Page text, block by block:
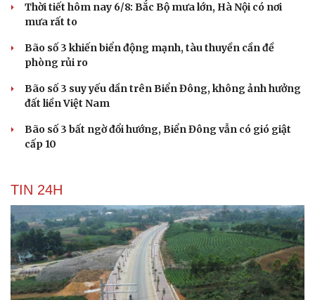
Thời tiết hôm nay 6/8: Bắc Bộ mưa lớn, Hà Nội có nơi
mưa rất to
Bão số 3 khiến biển động mạnh, tàu thuyền cần đề
phòng rủi ro
Bão số 3 suy yếu dần trên Biển Đông, không ảnh hưởng
đất liền Việt Nam
Bão số 3 bất ngờ đổi hướng, Biển Đông vẫn có gió giật
cấp 10
TIN 24H